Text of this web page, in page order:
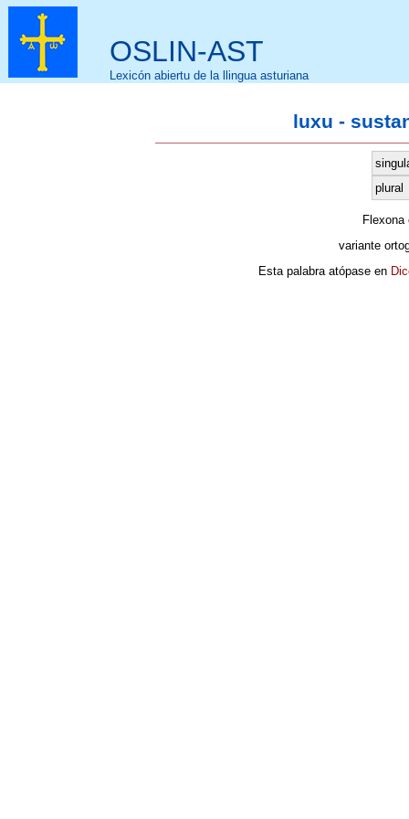
OSLIN-AST
Lexicón abiertu de la llingua asturiana
luxu -
plural
variante
Esta palabra atópase en